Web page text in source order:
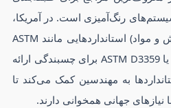
رنگ‌آمیزی است. در آمریکا،
موسسه ASTM (انجمن آزمایش و مواد) استانداردهایی مانند ASTM
D714 برای ارزیابی زنگ‌زدگی یا ASTM D3359 برای چسبندگی ارائه
به مهندسین کمک می‌کند تا
نیازهای جهانی همخوانی دارند.